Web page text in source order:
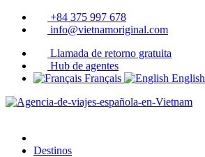
+84 375 997 678
info@vietnamoriginal.com
Llamada de retorno gratuita
Hub de agentes
Français
English
Destinos